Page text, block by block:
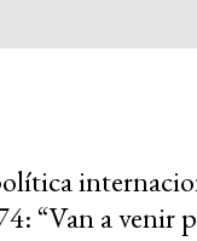
“Van a venir